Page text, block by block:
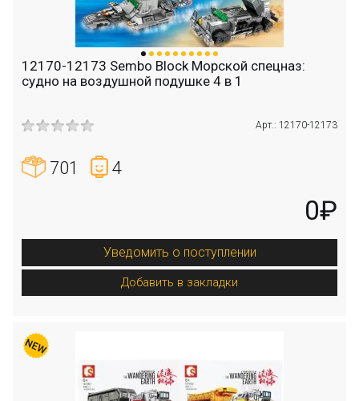
12170-12173 Sembo Block Морской спецназ:
судно на воздушной подушке 4 в 1
Арт.: 12170-12173
701 4
0₽
Уведомить о поступлении
Добавить в закладки